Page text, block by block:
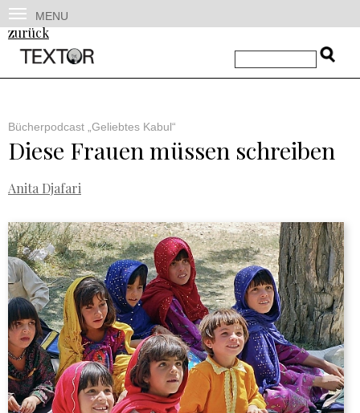
MENU
zurück
Bücherpodcast „Geliebtes Kabul“
Diese Frauen müssen schreiben
Anita Djafari